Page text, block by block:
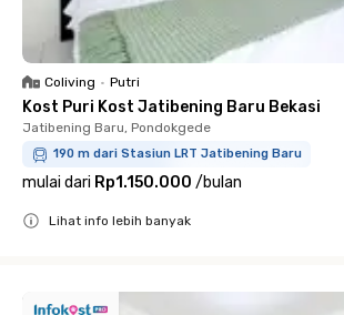
Coliving • Putri
Kost Puri Kost Jatibening Baru Bekasi
Jatibening Baru, Pondokgede
190 m dari Stasiun LRT Jatibening Baru
mulai dari Rp1.150.000 /bulan
Lihat info lebih banyak